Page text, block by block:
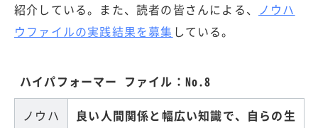
紹介している。また、読者の皆さんによる、 ノウハ
ウファイルの実践結果を募集 している。
ハイパフォーマー ファイル：No.8
ノウハ
良い人間関係と幅広い知識で、自らの生